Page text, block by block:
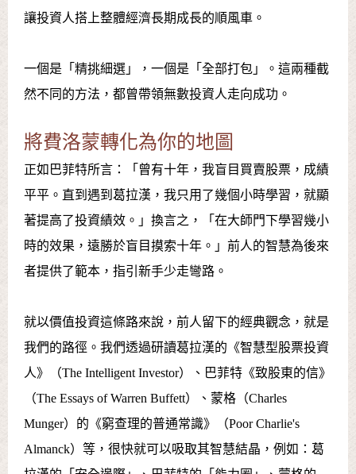
讓投資人搭上整體經濟長期成長的順風車。
一個是「精挑細選」，一個是「全部打包」。這兩種截
然不同的方法，都曾帶領無數投資人走向成功。
將費洛蒙轉化為你的地圖
正如巴菲特所言：「曾有十年，我盲目買賣股票，成績
平平。直到遇到葛拉漢，我只用了幾個小時學習，就顯
著提高了投資績效。」換言之，「在大師門下學習幾小
時的效果，遠勝於盲目摸索十年。」前人的智慧為後來
者提供了範本，指引新手少走彎路。
就以價值投資這條路來說，前人留下的經典觀念，就是
我們的路徑。我們透過研讀葛拉漢的《智慧型股票投資
人》（The Intelligent Investor）、巴菲特《致股東的信》
（The Essays of Warren Buffett）、蒙格（Charles
Munger）的《窮查理的普通常識》（Poor Charlie's
Almanck）等，很快就可以吸取其智慧結晶，例如：葛